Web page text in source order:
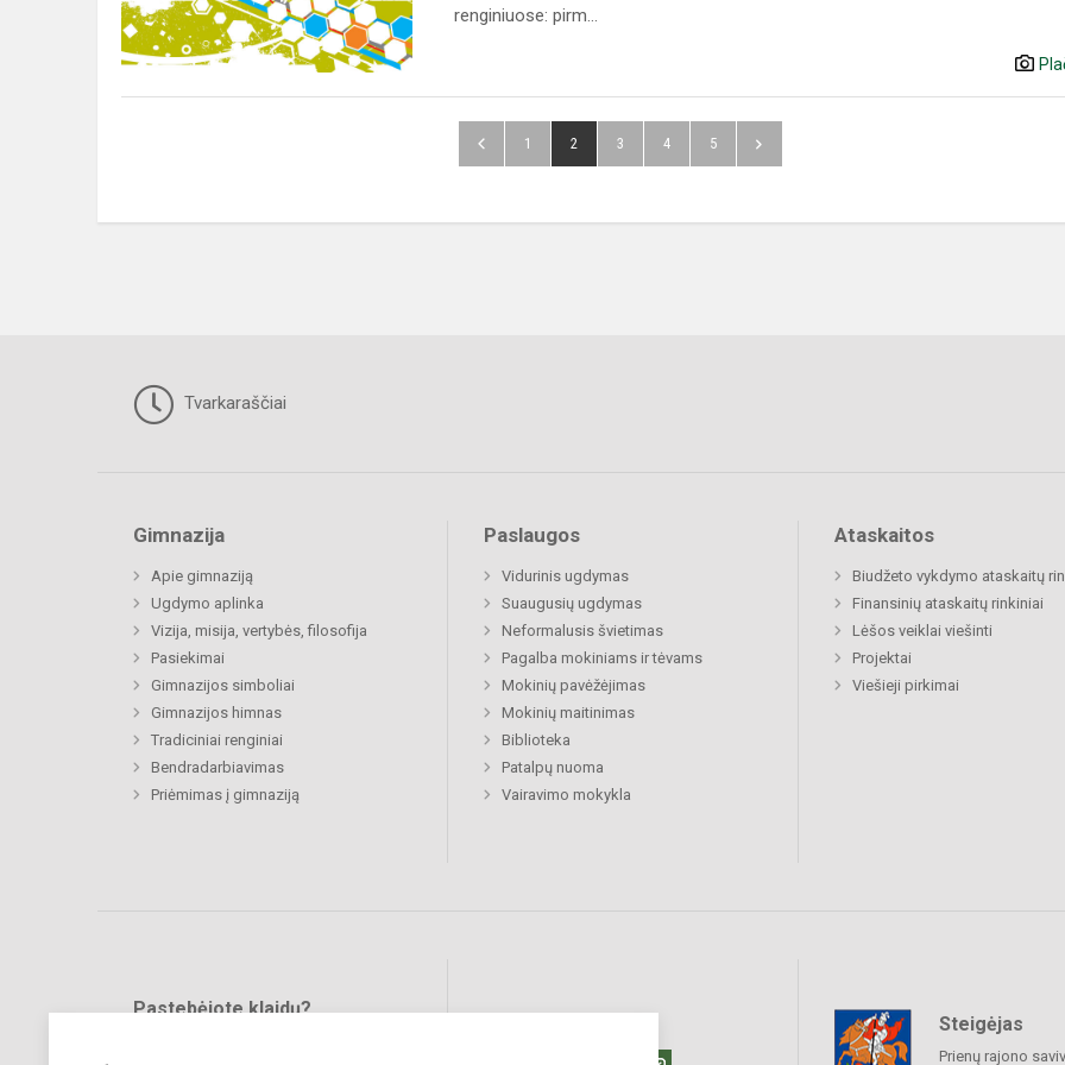
Europos
mokyklų
sporto
diena...
renginiuose: pirm...
1 2 3 4 5
Tvarkaraščiai
Gimnazija
Apie gimnaziją
Ugdymo aplinka
Vizija, misija, vertybės, filosofija
Pasiekimai
Gimnazijos simboliai
Gimnazijos himnas
Tradiciniai renginiai
Bendradarbiavimas
Priėmimas į gimnaziją
Paslaugos
Vidurinis ugdymas
Suaugusių ugdymas
Neformalusis švietimas
Pagalba mokiniams ir tėvams
Mokinių pavėžėjimas
Mokinių maitinimas
Biblioteka
Patalpų nuoma
Vairavimo mokykla
Ataskaitos
Biudžeto vykdymo ataskaitų
Finansinių ataskaitų rinkiniai
Lėšos veiklai viešinti
Projektai
Viešieji pirkimai
Pastebėjote klaidų?
Steigėjas
Prienų rajono